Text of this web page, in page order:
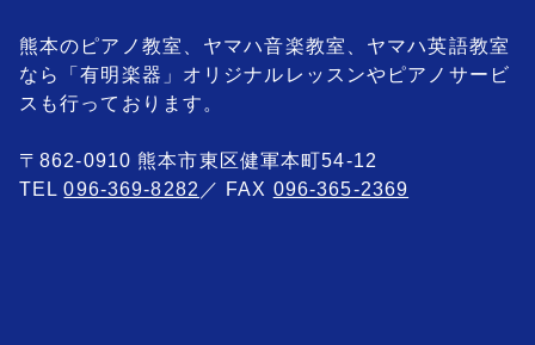
熊本のピアノ教室、ヤマハ音楽教室、ヤマハ英語教室
なら「有明楽器」オリジナルレッスンやピアノサービ
スも行っております。
〒862-0910 熊本市東区健軍本町54-12
TEL096-369-8282 ／ FAX 096-365-2369